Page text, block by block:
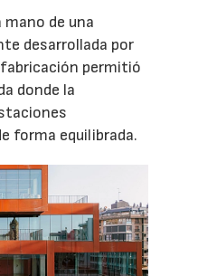
mano de una
desarrollada por
permitió
donde la
forma equilibrada.